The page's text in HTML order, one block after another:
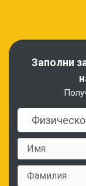
Заполни